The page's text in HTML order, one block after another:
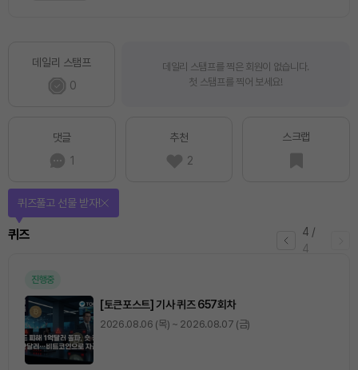
데일리 스탬프
0
데일리 스탬프를 찍은 회원이 없습니다.
첫 스탬프를 찍어 보세요!
댓글
1
추천
2
스크랩
4 /
4
퀴즈
퀴즈풀고 선물 받자!
진행중
[토큰포스트] 기사 퀴즈 657회차
2026.08.06 (목) ~ 2026.08.07 (금)